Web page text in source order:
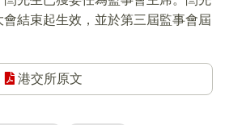
結束起生效，並於第三屆監事會屆
港交所原文